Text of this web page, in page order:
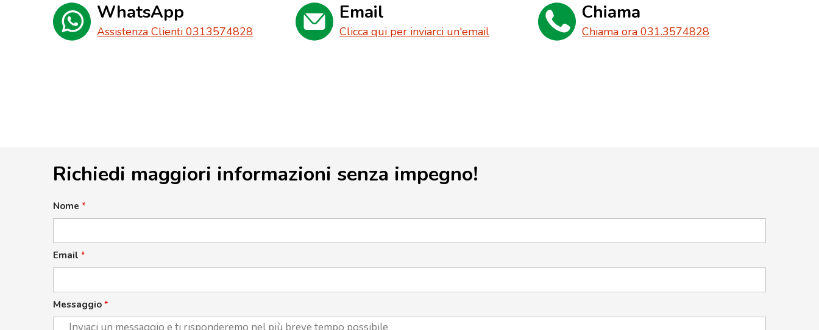
WhatsApp
Assistenza Clienti 0313574828
Email
Clicca qui per inviarci un'email
Chiama
Chiama ora 031.3574828
Richiedi maggiori informazioni senza impegno!
Nome *
Email *
Messaggio *